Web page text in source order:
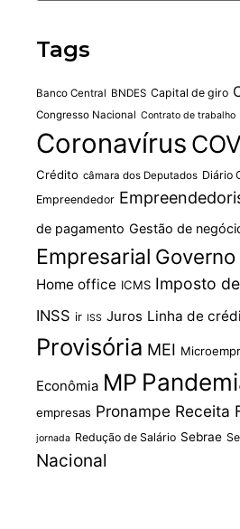
Tags
Banco Central BNDES Capital de giro
Congresso Nacional Contrato de trabalho
Coronavírus
Crédito câmara dos Deputados Diário
Empreendedor
de pagamento Gestão de
Empresarial Governo
Home office ICMS Imposto
INSS ir ISS Juros Linha de
Provisória MEI
Econômia MP
empresas Pronampe Receita
jornada Redução de Salário Sebrae
Nacional